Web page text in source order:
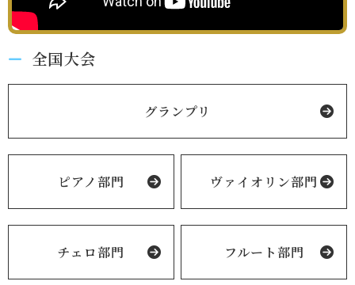
全国大会
グランプリ
ピアノ部門 ヴァイオリン部門
チェロ部門 フルート部門